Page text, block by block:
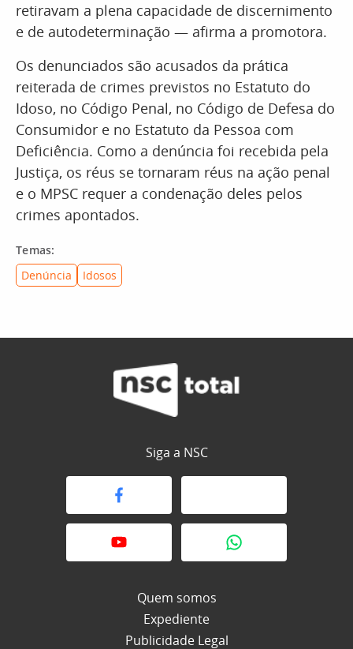
retiravam a plena capacidade de discernimento
e de autodeterminação — afirma a promotora.
Os denunciados são acusados da prática
reiterada de crimes previstos no Estatuto do
Idoso, no Código Penal, no Código de Defesa do
Consumidor e no Estatuto da Pessoa com
Deficiência. Como a denúncia foi recebida pela
Justiça, os réus se tornaram réus na ação penal
e o MPSC requer a condenação deles pelos
crimes apontados.
Temas:
Denúncia
Idosos
Siga a NSC
Quem somos
Expediente
Publicidade Legal